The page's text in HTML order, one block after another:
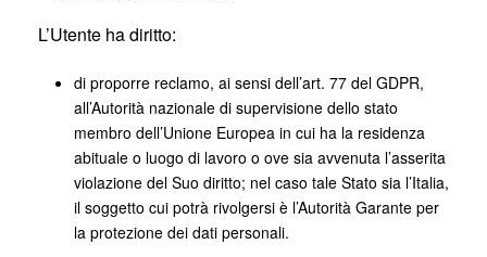
L’Utente ha diritto:
di proporre reclamo, ai sensi dell’art. 77 del GDPR,
all’Autorità nazionale di supervisione dello stato
membro dell’Unione Europea in cui ha la residenza
abituale o luogo di lavoro o ove sia avvenuta l’asserita
violazione del Suo diritto; nel caso tale Stato sia l’Italia,
il soggetto cui potrà rivolgersi è l’Autorità Garante per
la protezione dei dati personali.